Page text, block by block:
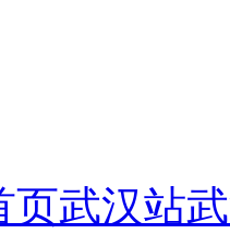
页武汉站